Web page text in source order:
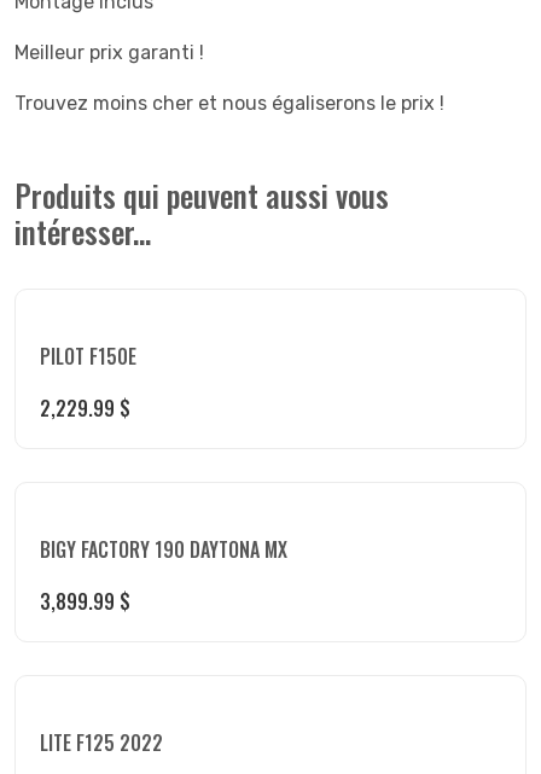
Meilleur prix garanti !
Trouvez moins cher et nous égaliserons le prix !
Produits qui peuvent aussi vous
intéresser...
PILOT F150E
2,229.99 $
BIGY FACTORY 190 DAYTONA MX
3,899.99 $
LITE F125 2022